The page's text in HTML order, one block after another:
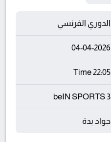
الدوري الفرنسي
04-04-2026
22:05 Time
beIN SPORTS 3
جواد بدة